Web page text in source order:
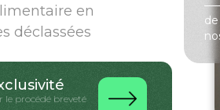
en
déclassées
le procédé breveté